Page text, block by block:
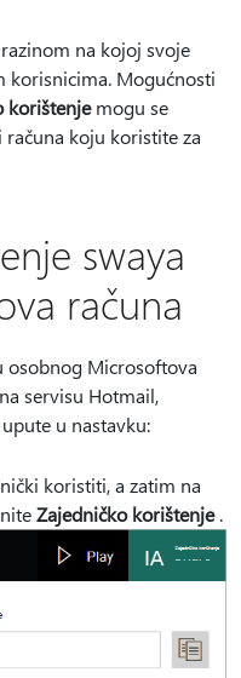
na kojoj svoje
korisnicima. Mogućnosti
korištenjemogu se
koju koristite za
swaya
računa
osobnog Microsoftova
servisu Hotmail,
u nastavku:
koristiti, a zatim na
Zajedničko korištenje.